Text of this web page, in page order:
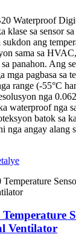
Waterproof
klase sa sensor
ang
sama sa
panahon. Ang
mga pagbasa sa
range (-55°C
nga
waterproof nga
batok sa
nga angay alang
Ventilator